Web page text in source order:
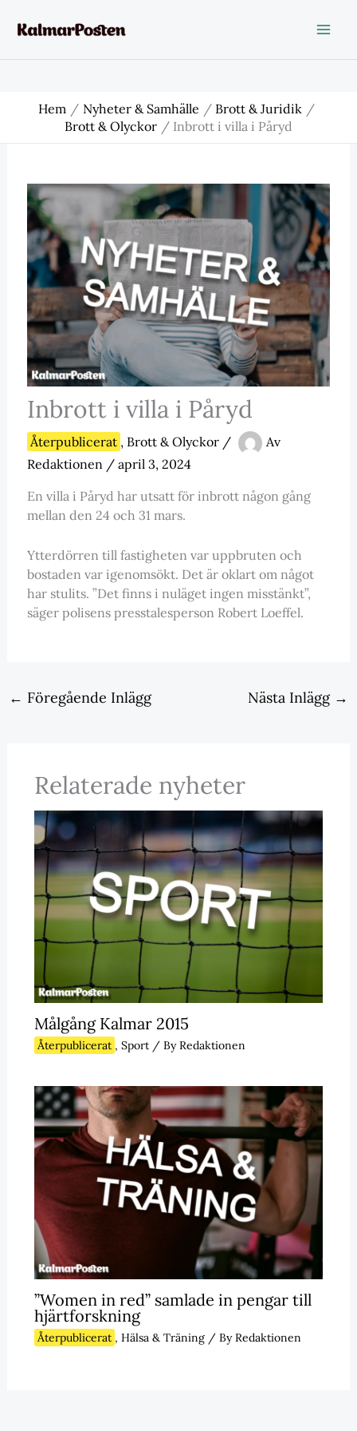
Hem Nyheter & Samhälle
Brott & Juridik
Brott & Olyckor
Inbrott i villa i Påryd
Inbrott i villa i Påryd
Återpublicerat , Brott & Olyckor/
Av
Redaktionen / april 3, 2024
En villa i Påryd har utsatt för inbrott någon gång
mellan den 24 och 31 mars.
Ytterdörren till fastigheten var uppbruten och
bostaden var igenomsökt. Det är oklart om något
har stulits. ”Det finns i nuläget ingen misstänkt”,
säger polisens presstalesperson Robert Loeffel.
← Föregående Inlägg Nästa Inlägg →
Relaterade nyheter
Målgång Kalmar 2015
Återpublicerat , Sport/ ByRedaktionen
”Women in red” samlade in pengar till
hjärtforskning
Återpublicerat , Hälsa & Träning/ ByRedaktionen